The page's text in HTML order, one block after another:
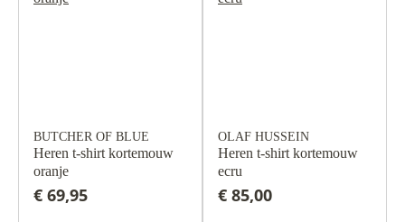
BUTCHER OF BLUE
Heren t-shirt kortemouw
oranje
€ 69,95
OLAF HUSSEIN
Heren t-shirt kortemouw
ecru
€ 85,00